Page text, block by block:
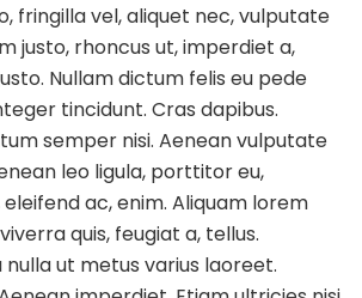
Finds:
Brighton
Wine
fringilla vel, aliquet nec, vulputate
justo, rhoncus ut, imperdiet a,
Nullam dictum felis eu pede
tincidunt. Cras dapibus.
semper nisi. Aenean vulputate
leo ligula, porttitor eu,
ac, enim. Aliquam lorem
quis, feugiat a, tellus.
nulla ut metus varius laoreet.